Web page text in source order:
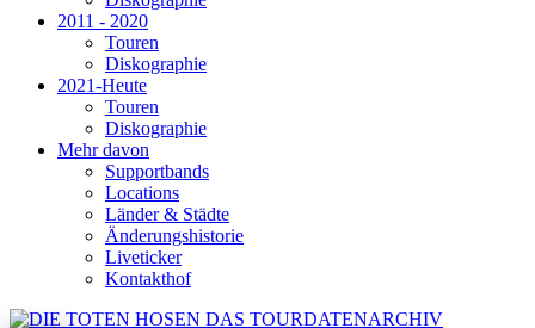
2011 - 2020
Touren
Diskographie
2021-Heute
Touren
Diskographie
Mehr davon
Supportbands
Locations
Länder & Städte
Änderungshistorie
Liveticker
Kontakthof